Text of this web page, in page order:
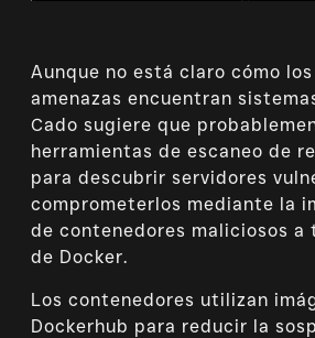
Aunque no está claro cómo
amenazas encuentran
Cado sugiere que
herramientas de escaneo de
para descubrir servidores
comprometerlos mediante la
de contenedores maliciosos a
de Docker.
Los contenedores utilizan
Dockerhub para reducir la